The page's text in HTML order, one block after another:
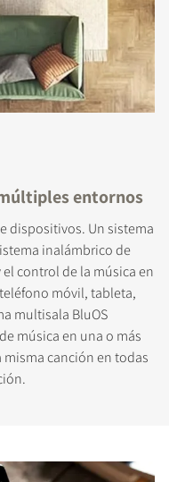
entornos
dispositivos. Un sistema
inalámbrico de
control de la música en
móvil, tableta,
multisala BluOS
música en una o más
misma canción en todas